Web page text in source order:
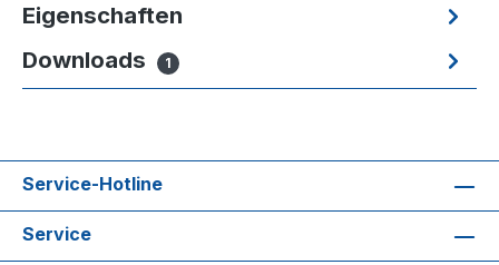
Eigenschaften
Downloads
1
Service-Hotline
Service